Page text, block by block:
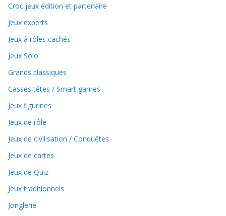
Croc jeux édition et partenaire
Jeux experts
Jeux à rôles cachés
Jeux Solo
Grands classiques
Casses têtes / Smart games
Jeux figurines
Jeux de rôle
Jeux de civilisation / Conquêtes
Jeux de cartes
Jeux de Quiz
Jeux traditionnels
Jonglerie